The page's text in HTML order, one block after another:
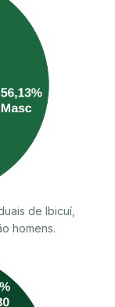
de Ibicuí,
homens.